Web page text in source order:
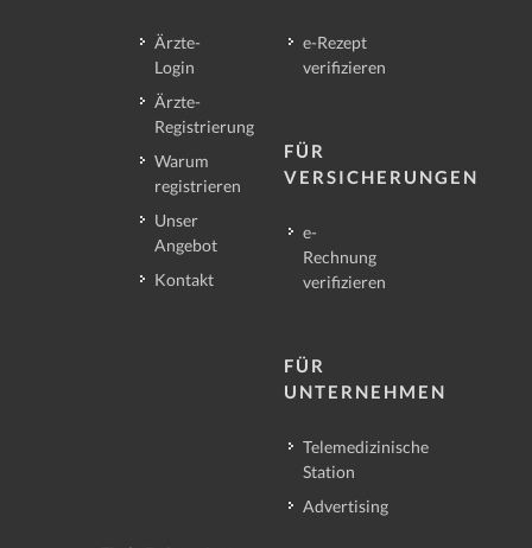
Ärzte-
Login
Ärzte-
Registrierung
Warum
registrieren
Unser
Angebot
Kontakt
e-Rezept
verifizieren
FÜR
VERSICHERUNGEN
e-
Rechnung
verifizieren
FÜR
UNTERNEHMEN
Telemedizinische
Station
Advertising